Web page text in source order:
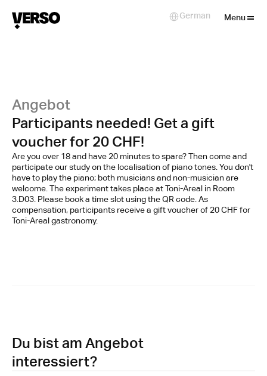
Angebot
Participants needed! Get a gift
voucher for 20 CHF!
Are you over 18 and have 20 minutes to spare? Then come and
participate our study on the localisation of piano tones. You don't
have to play the piano; both musicians and non-musician are
welcome. The experiment takes place at Toni-Areal in Room
3.D03. Please book a time slot using the QR code. As
compensation, participants receive a gift voucher of 20 CHF for
Toni-Areal gastronomy.
Du bist am Angebot
interessiert?
Menu
Select Language
German